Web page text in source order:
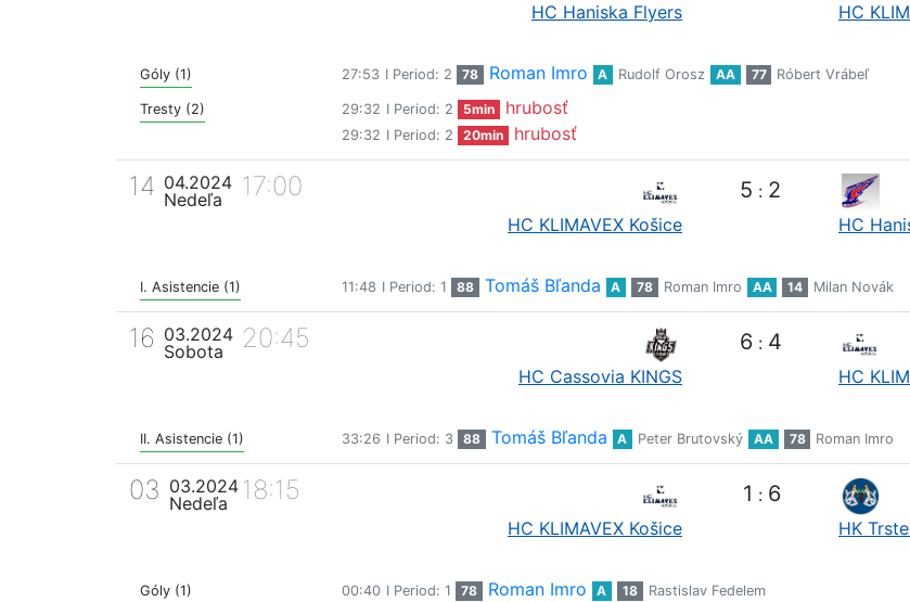
HC Haniska Flyers HC
Góly (1) 27:53 I Period: 2 78 Roman Imro A Rudolf Orosz AA 77 Róbert Vrábeľ
Tresty (2) 29:32 I Period: 2 5min hrubosť
29:32 I Period: 2 20min hrubosť
14 04.2024
Nedeľa
17:00
HC KLIMAVEX Košice
5 : 2
HC
I. Asistencie (1) 11:48 I Period: 1 88 Tomáš Bľanda A 78 Roman Imro AA 14 Milan Novák
16 03.2024
Sobota
20:45
HC Cassovia KINGS
6 : 4
HC
II. Asistencie (1) 33:26 I Period: 3 88 Tomáš Bľanda A Peter Brutovský AA 78 Roman Imro
03 03.2024
Nedeľa
18:15
HC KLIMAVEX Košice
1 : 6
HK
Góly (1) 00:40 I Period: 1 78 Roman Imro A 18 Rastislav Fedelem